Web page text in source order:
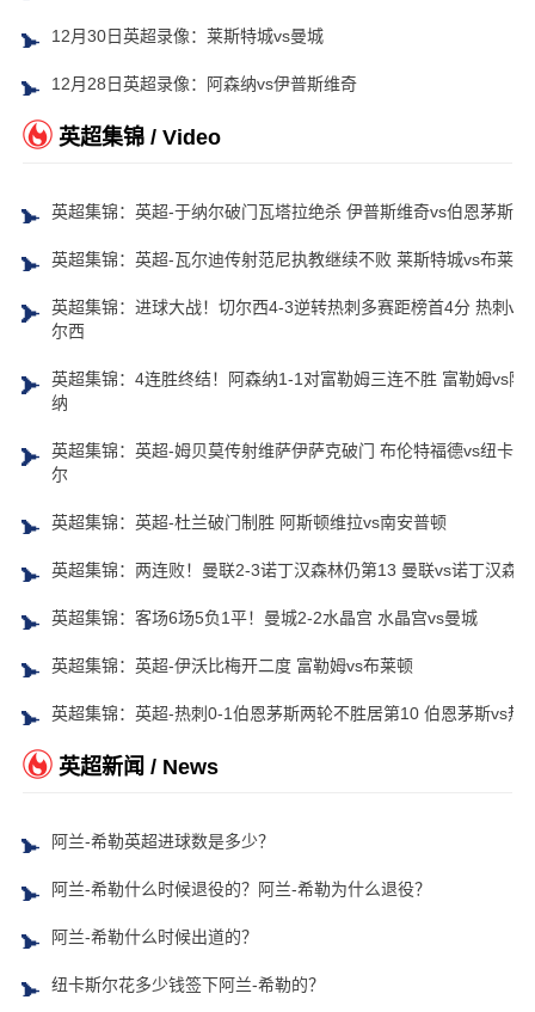
12月30日英超录像：莱斯特城vs曼城
12月28日英超录像：阿森纳vs伊普斯维奇
英超集锦 / Video
英超集锦：英超-于纳尔破门瓦塔拉绝杀 伊普斯维奇vs伯恩茅斯
英超集锦：英超-瓦尔迪传射范尼执教继续不败 莱斯特城vs布莱顿
英超集锦：进球大战！切尔西4-3逆转热刺多赛距榜首4分 热刺vs
尔西
英超集锦：4连胜终结！阿森纳1-1对富勒姆三连不胜 富勒姆vs阿
纳
英超集锦：英超-姆贝莫传射维萨伊萨克破门 布伦特福德vs纽卡斯
尔
英超集锦：英超-杜兰破门制胜 阿斯顿维拉vs南安普顿
英超集锦：两连败！曼联2-3诺丁汉森林仍第13 曼联vs诺丁汉森林
英超集锦：客场6场5负1平！曼城2-2水晶宫 水晶宫vs曼城
英超集锦：英超-伊沃比梅开二度 富勒姆vs布莱顿
英超集锦：英超-热刺0-1伯恩茅斯两轮不胜居第10 伯恩茅斯vs热
英超新闻 / News
阿兰-希勒英超进球数是多少？
阿兰-希勒什么时候退役的？阿兰-希勒为什么退役？
阿兰-希勒什么时候出道的？
纽卡斯尔花多少钱签下阿兰-希勒的？